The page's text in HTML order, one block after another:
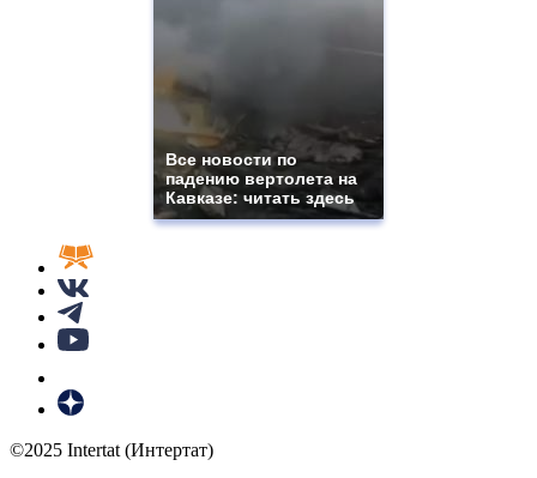
Все новости по
падению вертолета на
Кавказе: читать здесь
©2025 Intertat (Интертат)